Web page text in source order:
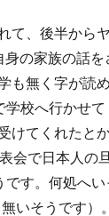
て、後半から
の家族の話を
無く字が読
校へ行かせ
けてくれたと
で日本人の
す。何処へ
いそうです）